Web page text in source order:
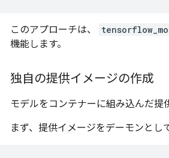
このアプローチは、
機能します。
独自の提供イメージの作成
モデルをコンテナーに組み込んだ提
まず、提供イメージをデーモンとし